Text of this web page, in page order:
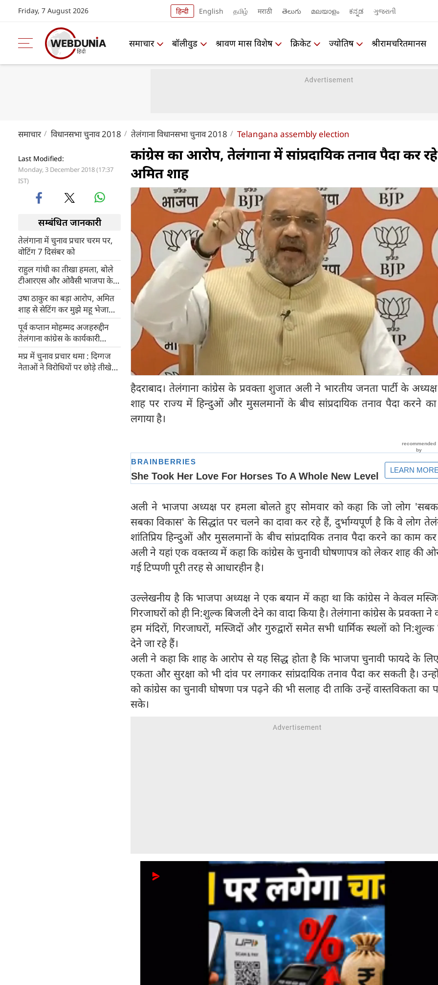
Friday, 7 August 2026 हिन्दी English தமிழ் मराठी తెలుగు മലയാളം ಕನ್ನಡ ગુજરાતી
समाचार बॉलीवुड श्रावण मास विशेष क्रिकेट ज्योतिष श्रीरामचरितमानस
समाचार विधानसभा चुनाव 2018 तेलंगाना विधानसभा चुनाव 2018 Telangana assembly election
Last Modified:
Monday, 3 December 2018 (17:37
IST)
सम्बंधित जानकारी
तेलंगाना में चुनाव प्रचार चरम पर,
वोटिंग 7 दिसंबर को
राहुल गांधी का तीखा हमला, बोले
टीआरएस और ओवैसी भाजपा के
सहयोगी
उषा ठाकुर का बड़ा आरोप, अमित
शाह से सेटिंग कर मुझे महू भेजा
गया, वीडियो वायरल
पूर्व कप्तान मोहम्मद अजहरुद्दीन
तेलंगाना कांग्रेस के कार्यकारी
अध्यक्ष नियुक्त
मप्र में चुनाव प्रचार थमा : दिग्गज
नेताओं ने विरोधियों पर छोड़े तीखे
कांग्रेस का आरोप, तेलंगाना में सांप्रदायिक तनाव पैदा कर
अमित शाह
हैदराबाद। तेलंगाना कांग्रेस के प्रवक्ता शुजात अली ने भारतीय जनता पार्टी के
शाह पर राज्य में हिन्दुओं और मुसलमानों के बीच सांप्रदायिक तनाव पैदा करने
लगाया है।
अली ने भाजपा अध्यक्ष पर हमला बोलते हुए सोमवार को कहा कि जो लोग
सबका विकास' के सिद्धांत पर चलने का दावा कर रहे हैं, दुर्भाग्यपूर्ण है कि वे लोग
शांतिप्रिय हिन्दुओं और मुसलमानों के बीच सांप्रदायिक तनाव पैदा करने का काम
अली ने यहां एक वक्तव्य में कहा कि कांग्रेस के चुनावी घोषणापत्र को लेकर शाह की
गई टिप्पणी पूरी तरह से आधारहीन है।
उल्लेखनीय है कि भाजपा अध्यक्ष ने एक बयान में कहा था कि कांग्रेस ने केवल
गिरजाघरों को ही नि:शुल्क बिजली देने का वादा किया है। तेलंगाना कांग्रेस के प्रवक्ता ने
हम मंदिरों, गिरजाघरों, मस्जिदों और गुरुद्वारों समेत सभी धार्मिक स्थलों को नि:शुल्क
देने जा रहे हैं।
अली ने कहा कि शाह के आरोप से यह सिद्ध होता है कि भाजपा चुनावी फायदे के लिए
एकता और सुरक्षा को भी दांव पर लगाकर सांप्रदायिक तनाव पैदा कर सकती है।
को कांग्रेस का चुनावी घोषणा पत्र पढ़ने की भी सलाह दी ताकि उन्हें वास्तविकता का
सके।